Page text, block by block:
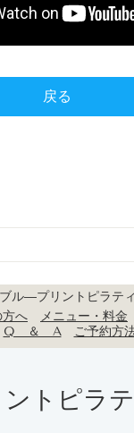
戻る
ル―プリントピラテ
へ メニュー・料金
Q ＆ A ご予約方
ントピラ